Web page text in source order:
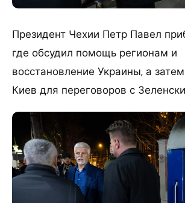
Президент Чехии Петр Павел
где обсудил помощь регионам и
восстановление Украины, а
Киев для переговоров с